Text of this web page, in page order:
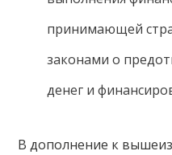
принимающей
законами о
денег и
В дополнение к